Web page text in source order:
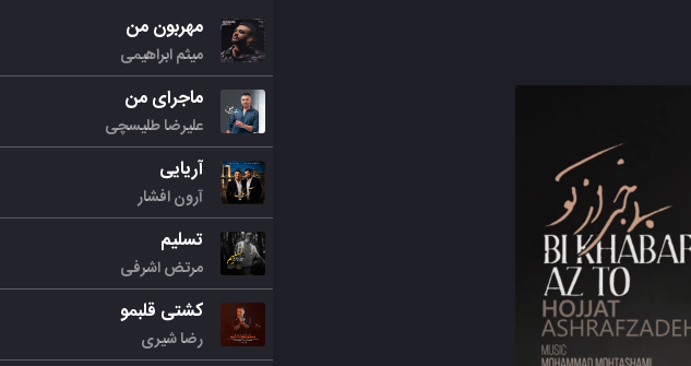
مهربون من
میثم ابراهیمی
ماجرای من
علیرضا طلیسچی
آریایی
آرون افشار
تسلیم
مرتض اشرفی
کشتی قلبمو
رضا شیری